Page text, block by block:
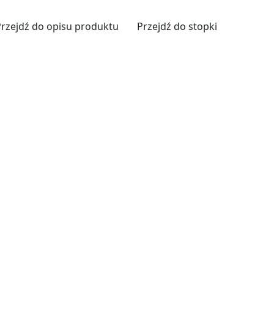
do opisu produktu Przejdź do stopki